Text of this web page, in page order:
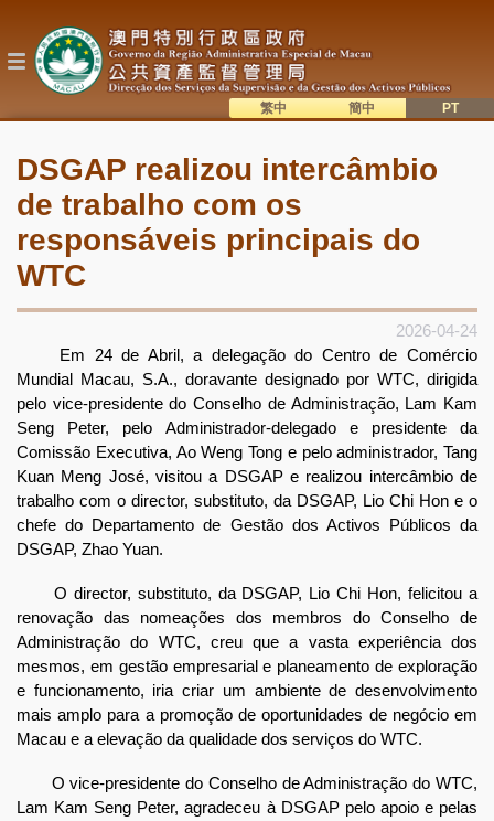
o
conteúdo
DSGAP realizou intercâmbio
de trabalho com os
responsáveis principais do
WTC
2026-04-24
Em 24 de Abril, a delegação do Centro de Comércio
Mundial Macau, S.A., doravante designado por WTC, dirigida
pelo vice-presidente do Conselho de Administração, Lam Kam
Seng Peter, pelo Administrador-delegado e presidente da
Comissão Executiva, Ao Weng Tong e pelo administrador, Tang
Kuan Meng José, visitou a DSGAP e realizou intercâmbio de
trabalho com o director, substituto, da DSGAP, Lio Chi Hon e o
chefe do Departamento de Gestão dos Activos Públicos da
DSGAP, Zhao Yuan.
O director, substituto, da DSGAP, Lio Chi Hon, felicitou a
renovação das nomeações dos membros do Conselho de
Administração do WTC, creu que a vasta experiência dos
mesmos, em gestão empresarial e planeamento de exploração
e funcionamento, iria criar um ambiente de desenvolvimento
mais amplo para a promoção de oportunidades de negócio em
Macau e a elevação da qualidade dos serviços do WTC.
O vice-presidente do Conselho de Administração do WTC,
Lam Kam Seng Peter, agradeceu à DSGAP pelo apoio e pelas